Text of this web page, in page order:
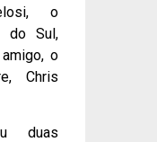
o
do Sul,
o
Chris
duas